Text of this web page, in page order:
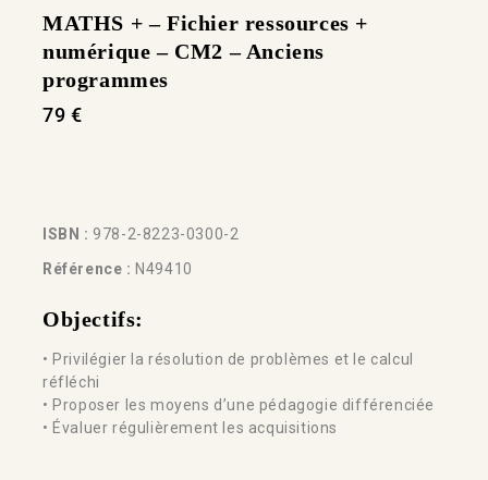
MATHS + – Fichier ressources +
numérique – CM2 – Anciens
programmes
79 €
ISBN : 978-2-8223-0300-2
Référence : N49410
Objectifs:
• Privilégier la résolution de problèmes et le calcul
réfléchi
• Proposer les moyens d’une pédagogie différenciée
• Évaluer régulièrement les acquisitions